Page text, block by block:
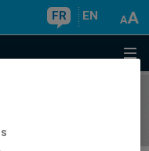
FR EN